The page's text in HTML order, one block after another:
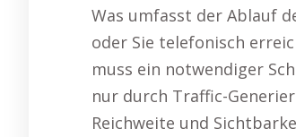
Was umfasst der Ablauf
oder Sie telefonisch
muss ein notwendiger
nur durch Traffic-
Reichweite und